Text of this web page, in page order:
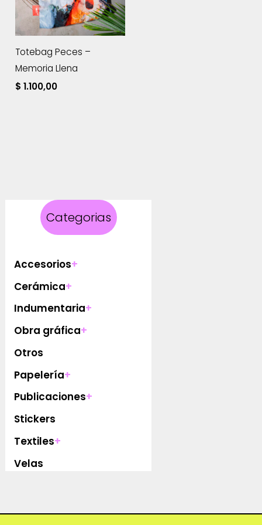
Categorias
Accesorios+
Cerámica+
Indumentaria+
Obra gráfica+
Otros
Papelería+
Publicaciones+
Stickers
Textiles+
Velas
Totebag Peces –
Memoria Llena
$ 1.100,00